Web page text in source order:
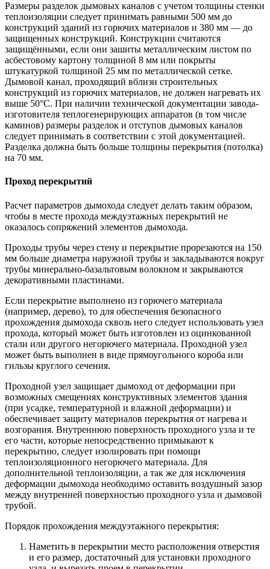
Размеры разделок дымовых каналов с учетом толщины стенки
теплоизоляции следует принимать равными 500 мм до
конструкций зданий из горючих материалов и 380 мм — до
защищенных конструкций. Конструкции считаются
защищёнными, если они зашиты металлическим листом по
асбестовому картону толщиной 8 мм или покрыты
штукатуркой толщиной 25 мм по металлической сетке.
Дымовой канал, проходящий вблизи строительных
конструкций из горючих материалов, не должен нагревать их
выше 50°С. При наличии технической документации завода-
изготовителя теплогенерирующих аппаратов (в том числе
каминов) размеры разделок и отступов дымовых каналов
следует принимать в соответствии с этой документацией.
Разделка должна быть больше толщины перекрытия (потолка)
на 70 мм.
Проход перекрытий
Расчет параметров дымохода следует делать таким образом,
чтобы в месте прохода междуэтажных перекрытий не
оказалось сопряжений элементов дымохода.
Проходы трубы через стену и перекрытие прорезаются на 150
мм больше диаметра наружной трубы и закладываются вокруг
трубы минерально-базальтовым волокном и закрываются
декоративными пластинами.
Если перекрытие выполнено из горючего материала
(например, дерево), то для обеспечения безопасного
прохождения дымохода сквозь него следует использовать узел
прохода, который может быть изготовлен из оцинкованной
стали или другого негорючего материала. Проходной узел
может быть выполнен в виде прямоугольного короба или
гильзы круглого сечения.
Проходной узел защищает дымоход от деформации при
возможных смещениях конструктивных элементов здания
(при усадке, температурной и влажной деформации) и
обеспечивает защиту материалов перекрытия от нагрева и
возгорания. Внутреннюю поверхность проходного узла и те
его части, которые непосредственно примыкают к
перекрытию, следует изолировать при помощи
теплоизоляционного негорючего материала. Для
дополнительной теплоизоляции, а так же для исключения
деформации дымохода необходимо оставить воздушный зазор
между внутренней поверхностью проходного узла и дымовой
трубой.
Порядок прохождения междуэтажного перекрытия:
Наметить в перекрытии место расположения отверстия
и его размер, достаточный для установки проходного